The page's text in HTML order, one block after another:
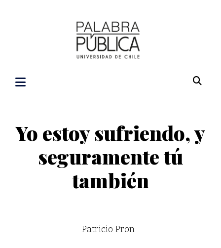
Yo estoy sufriendo, y
seguramente tú
también
Patricio Pron